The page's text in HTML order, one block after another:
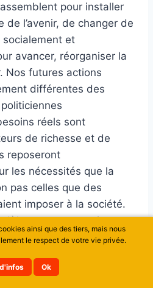
pour installer
de l’avenir, de changer de
et
avancer, réorganiser la
Nos futures actions
différentes des
réels sont
de richesse et de
reposeront
les nécessités que la
pas celles que des
imposer à la société.
ouvert, contraignant,
une porte de
le respect des
l’entrée dans un
ainsi que des tiers, mais nous
le respect de votre vie privée.
Ok